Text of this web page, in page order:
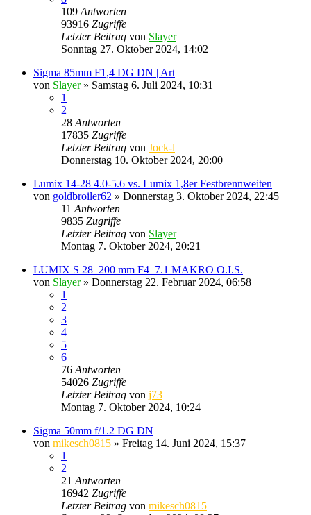
109 Antworten
93916 Zugriffe
Letzter Beitrag von Slayer
Sonntag 27. Oktober 2024, 14:02
Sigma 85mm F1,4 DG DN | Art
von Slayer» Samstag 6. Juli 2024, 10:31
1
2
28 Antworten
17835 Zugriffe
Letzter Beitrag von Jock-l
Donnerstag 10. Oktober 2024, 20:00
Lumix 14-28 4.0-5.6 vs. Lumix 1,8er Festbrennweiten
von goldbroiler62 » Donnerstag 3. Oktober 2024, 22:45
11 Antworten
9835 Zugriffe
Letzter Beitrag von Slayer
Montag 7. Oktober 2024, 20:21
LUMIX S 28–200 mm F4–7.1 MAKRO O.I.S.
von Slayer» Donnerstag 22. Februar 2024, 06:58
1
2
3
4
5
6
76 Antworten
54026 Zugriffe
Letzter Beitrag von j73
Montag 7. Oktober 2024, 10:24
Sigma 50mm f/1.2 DG DN
von mikesch0815 » Freitag 14. Juni 2024, 15:37
1
2
21 Antworten
16942 Zugriffe
Letzter Beitrag von mikesch0815